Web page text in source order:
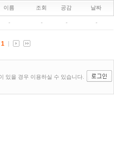
이름 조회 공감 날짜
- - - -
1
있을 경우 이용하실 수 있습니다.